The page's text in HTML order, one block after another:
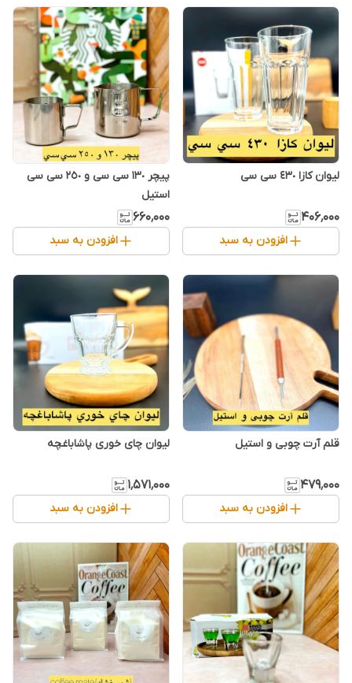
لیوان کازا ٤٣٠ سی سی
۴۰۶٬۰۰۰
افزودن به سبد
پیچر ١٣٠ سی سی و ٢٥٠ سی سی
استیل
۶۶۰٬۰۰۰
افزودن به سبد
قلم آرت چوبی و استیل
۴۷۹٬۰۰۰
افزودن به سبد
لیوان چای خوری پاشاباغچه
۱٬۵۷۱٬۰۰۰
افزودن به سبد